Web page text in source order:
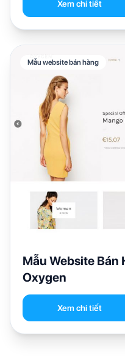
Xem chi tiết
Mẫu website bán hàng
Mẫu Website Bán
Oxygen
Xem chi tiết